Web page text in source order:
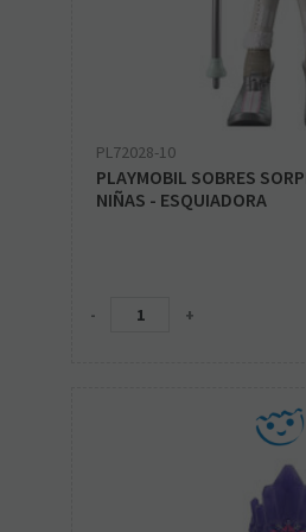
PL72028-10
PLAYMOBIL SOBRES
NIÑAS - ESQUIADORA
- +